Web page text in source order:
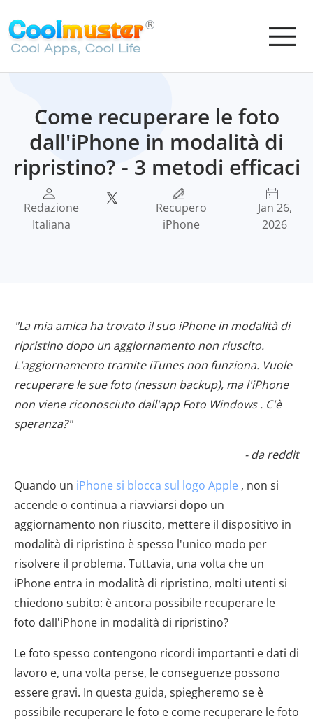
Come recuperare le foto
dall'iPhone in modalità di
ripristino? - 3 metodi efficaci
Redazione
Italiana
Recupero
iPhone
Jan 26,
2026
"La mia amica ha trovato il suo iPhone in modalità di
ripristino dopo un aggiornamento non riuscito.
L'aggiornamento tramite iTunes non funziona. Vuole
recuperare le sue foto (nessun backup), ma l'iPhone
non viene riconosciuto dall'app Foto Windows . C'è
speranza?"
- da reddit
Quando un iPhone si blocca sul logo Apple , non si
accende o continua a riavviarsi dopo un
aggiornamento non riuscito, mettere il dispositivo in
modalità di ripristino è spesso l'unico modo per
risolvere il problema. Tuttavia, una volta che un
iPhone entra in modalità di ripristino, molti utenti si
chiedono subito: è ancora possibile recuperare le
foto dall'iPhone in modalità di ripristino?
Le foto spesso contengono ricordi importanti e dati di
lavoro e, una volta perse, le conseguenze possono
essere gravi. In questa guida, spiegheremo se è
possibile recuperare le foto e come recuperare le foto